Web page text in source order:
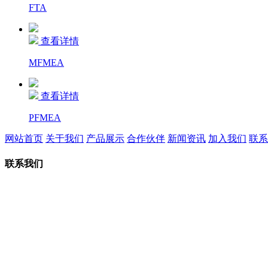
FTA
查看详情
MFMEA
查看详情
PFMEA
网站首页 关于我们 产品展示 合作伙伴 新闻资讯 加入我们 联
联系我们